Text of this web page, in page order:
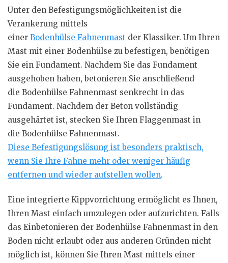
Unter den Befestigungsmöglichkeiten ist die
Verankerung mittels
einer Bodenhülse Fahnenmast der Klassiker. Um Ihren
Mast mit einer Bodenhülse zu befestigen, benötigen
Sie ein Fundament. Nachdem Sie das Fundament
ausgehoben haben, betonieren Sie anschließend
die Bodenhülse Fahnenmast senkrecht in das
Fundament. Nachdem der Beton vollständig
ausgehärtet ist, stecken Sie Ihren Flaggenmast in
die Bodenhülse Fahnenmast.
Diese Befestigungslösung ist besonders praktisch,
wenn Sie Ihre Fahne mehr oder weniger häufig
entfernen und wieder aufstellen wollen.
Eine integrierte Kippvorrichtung ermöglicht es Ihnen,
Ihren Mast einfach umzulegen oder aufzurichten. Falls
das Einbetonieren der Bodenhülse Fahnenmast in den
Boden nicht erlaubt oder aus anderen Gründen nicht
möglich ist, können Sie Ihren Mast mittels einer